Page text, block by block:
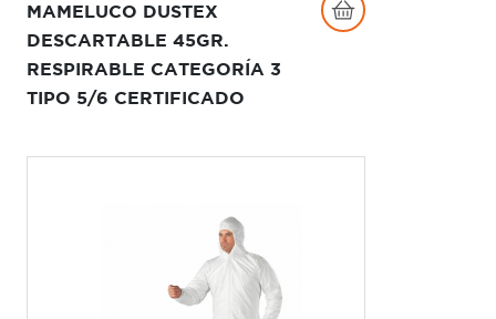
MAMELUCO DUSTEX
DESCARTABLE 45GR.
RESPIRABLE CATEGORÍA 3
TIPO 5/6 CERTIFICADO